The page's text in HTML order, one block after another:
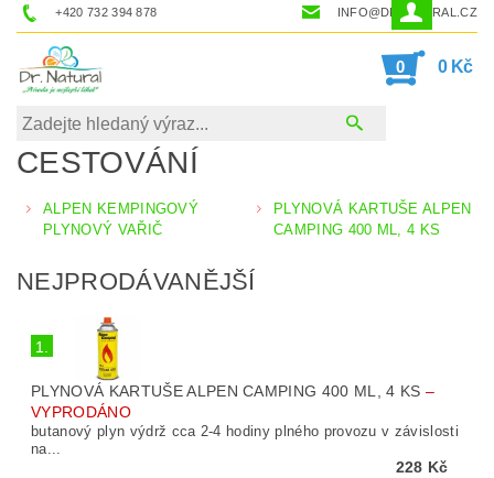
+420 732 394 878 INFO@DRNATURAL.CZ
0 0 Kč
CESTOVÁNÍ
ALPEN KEMPINGOVÝ
PLYNOVÝ VAŘIČ
PLYNOVÁ KARTUŠE ALPEN
CAMPING 400 ML, 4 KS
NEJPRODÁVANĚJŠÍ
1.
PLYNOVÁ KARTUŠE ALPEN CAMPING 400 ML, 4 KS –
VYPRODÁNO
butanový plyn výdrž cca 2-4 hodiny plného provozu v závislosti
na...
228 Kč